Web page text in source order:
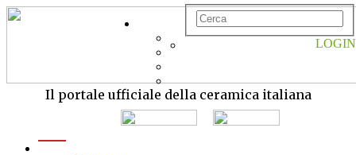
Il portale ufficiale della ceramica italiana
LOGIN